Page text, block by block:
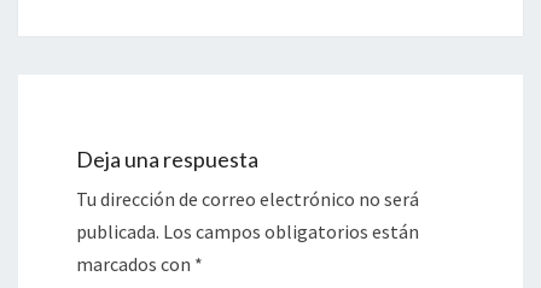
Deja una respuesta
Tu dirección de correo electrónico no será
publicada. Los campos obligatorios están
marcados con *